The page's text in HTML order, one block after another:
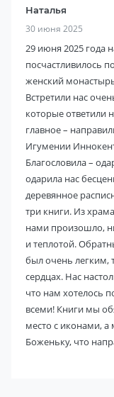
Наталья
30 июня 2025
29 июня 2025 года
посчастливилось
женский
Встретили нас
которые ответили
главное –
Игумении
Благословила –
одарила нас
деревянное
три книги. Из
нами произошло,
и теплотой.
был очень легким,
сердцах. Нас
что нам хотелось
всеми! Книги мы
место с иконами,
Боженьку, что